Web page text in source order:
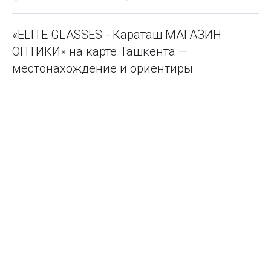
«ELITE GLASSES - Караташ МАГАЗИН
ОПТИКИ» на карте Ташкента —
местонахождение и ориентиры